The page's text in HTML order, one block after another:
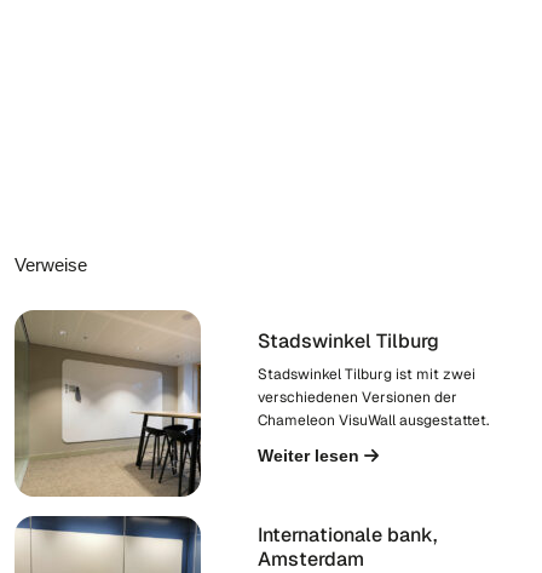
Verweise
Stadswinkel Tilburg
Stadswinkel Tilburg ist mit zwei
verschiedenen Versionen der
Chameleon VisuWall ausgestattet.
Weiter lesen
Internationale bank,
Amsterdam